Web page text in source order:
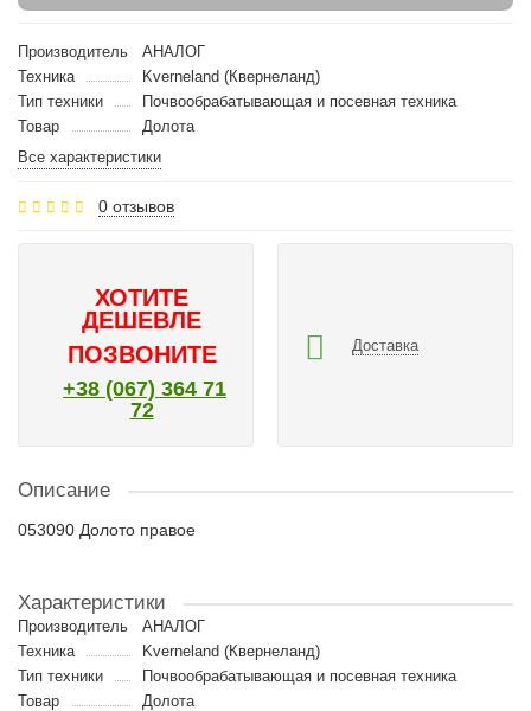
Производитель
АНАЛОГ
Техника
Kverneland (Квернеланд)
Тип техники
Почвообрабатывающая и посевная техника
Товар
Долота
Все характеристики
0 отзывов
ХОТИТЕ
ДЕШЕВЛЕ
ПОЗВОНИТЕ
+38 (067) 364 71
72
Доставка
Описание
053090 Долото правое
Характеристики
Производитель
АНАЛОГ
Техника
Kverneland (Квернеланд)
Тип техники
Почвообрабатывающая и посевная техника
Товар
Долота